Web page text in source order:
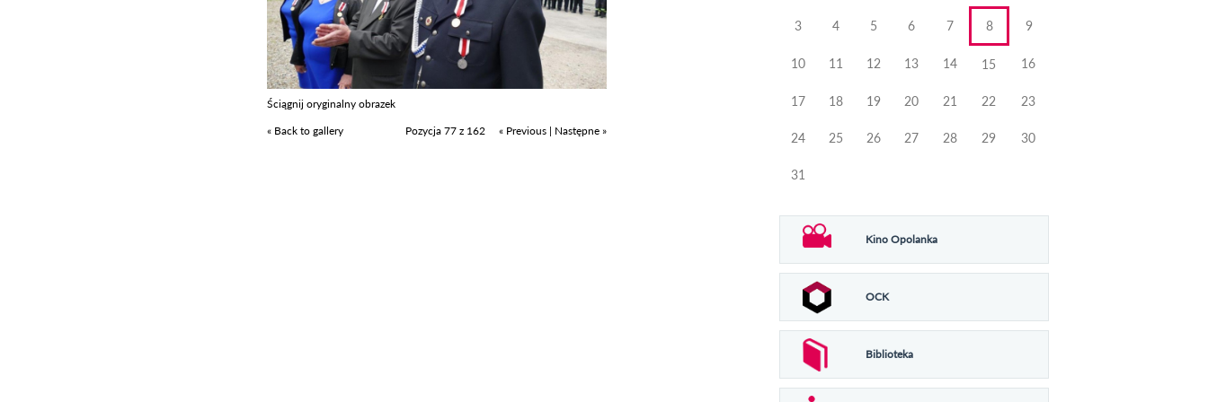
Ściągnij oryginalny obrazek
« Back to gallery
Pozycja 77 z 162 « Previous | Następne »
3 4 5 6 7 8 9
10 11 12 13 14 15 16
17 18 19 20 21 22 23
24 25 26 27 28 29 30
31
Kino Opolanka
OCK
Biblioteka